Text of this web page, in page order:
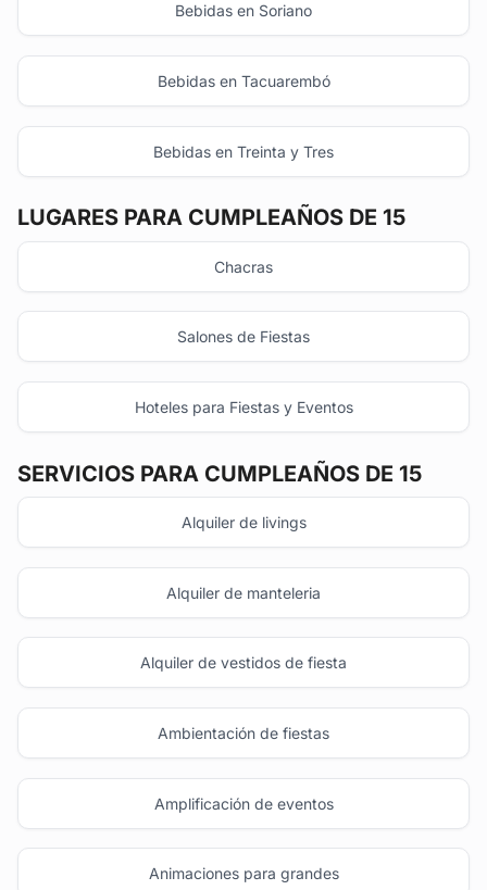
Bebidas en Soriano
Bebidas en Tacuarembó
Bebidas en Treinta y Tres
LUGARES PARA CUMPLEAÑOS DE 15
Chacras
Salones de Fiestas
Hoteles para Fiestas y Eventos
SERVICIOS PARA CUMPLEAÑOS DE 15
Alquiler de livings
Alquiler de manteleria
Alquiler de vestidos de fiesta
Ambientación de fiestas
Amplificación de eventos
Animaciones para grandes